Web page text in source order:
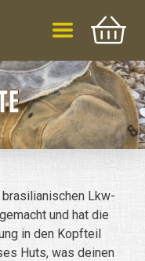
Lkw-
und hat die
in den Kopfteil
Huts, was deinen